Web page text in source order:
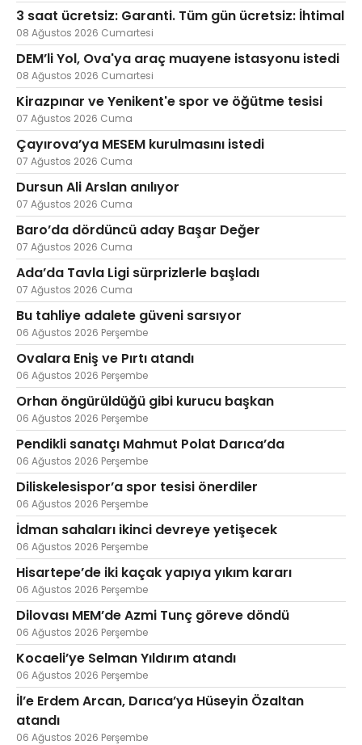
3 saat ücretsiz: Garanti. Tüm gün ücretsiz: İhtimal
08 Ağustos 2026 Cumartesi
DEM’li Yol, Ova'ya araç muayene istasyonu istedi
08 Ağustos 2026 Cumartesi
Kirazpınar ve Yenikent'e spor ve öğütme tesisi
07 Ağustos 2026 Cuma
Çayırova’ya MESEM kurulmasını istedi
07 Ağustos 2026 Cuma
Dursun Ali Arslan anılıyor
07 Ağustos 2026 Cuma
Baro’da dördüncü aday Başar Değer
07 Ağustos 2026 Cuma
Ada’da Tavla Ligi sürprizlerle başladı
07 Ağustos 2026 Cuma
Bu tahliye adalete güveni sarsıyor
06 Ağustos 2026 Perşembe
Ovalara Eniş ve Pırtı atandı
06 Ağustos 2026 Perşembe
Orhan öngürüldüğü gibi kurucu başkan
06 Ağustos 2026 Perşembe
Pendikli sanatçı Mahmut Polat Darıca’da
06 Ağustos 2026 Perşembe
Diliskelesispor’a spor tesisi önerdiler
06 Ağustos 2026 Perşembe
İdman sahaları ikinci devreye yetişecek
06 Ağustos 2026 Perşembe
Hisartepe’de iki kaçak yapıya yıkım kararı
06 Ağustos 2026 Perşembe
Dilovası MEM’de Azmi Tunç göreve döndü
06 Ağustos 2026 Perşembe
Kocaeli’ye Selman Yıldırım atandı
06 Ağustos 2026 Perşembe
İl’e Erdem Arcan, Darıca’ya Hüseyin Özaltan
atandı
06 Ağustos 2026 Perşembe
Web TV Galeri Yazarlar
Hacı Halil Mahallesi, İsmetpaşa
(BİLKAR)Gebze - KOCAELİ